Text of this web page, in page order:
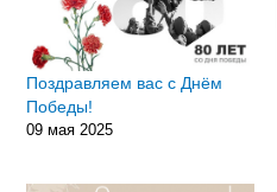
Поздравляем вас с Днём
Победы!
09 мая 2025